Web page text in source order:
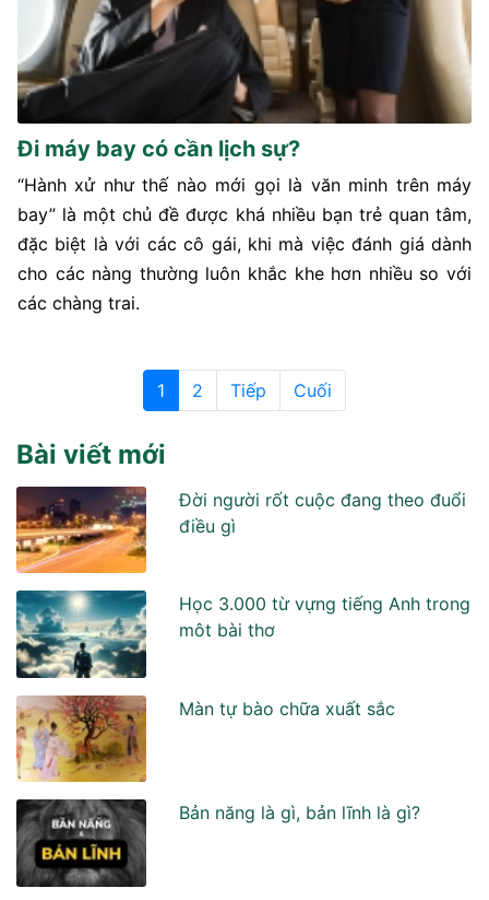
Đi máy bay có cần lịch sự?
“Hành xử như thế nào mới gọi là văn minh trên máy
bay” là một chủ đề được khá nhiều bạn trẻ quan tâm,
đặc biệt là với các cô gái, khi mà việc đánh giá dành
cho các nàng thường luôn khắc khe hơn nhiều so với
các chàng trai.
1 2 Tiếp Cuối
Bài viết mới
Đời người rốt cuộc đang theo đuổi
điều gì
Học 3.000 từ vựng tiếng Anh trong
môt bài thơ
Màn tự bào chữa xuất sắc
Bản năng là gì, bản lĩnh là gì?